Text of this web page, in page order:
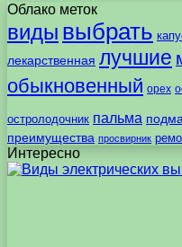
Облако меток
виды выбрать
лекарственная лучшие
обыкновенный орех
остролодочник пальма
преимущества просвирник
Интересно